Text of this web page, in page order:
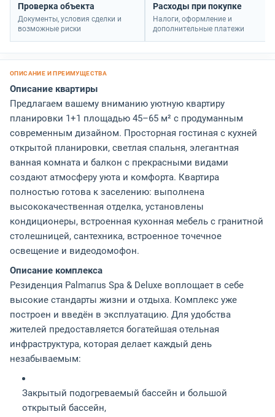
Проверка объекта
Документы, условия сделки и
возможные риски
Расходы при покупке
Налоги, оформление и
дополнительные платежи
Описание квартиры
Предлагаем вашему вниманию уютную квартиру
планировки 1+1 площадью 45–65 м² с продуманным
современным дизайном. Просторная гостиная с кухней
открытой планировки, светлая спальня, элегантная
ванная комната и балкон с прекрасными видами
создают атмосферу уюта и комфорта. Квартира
полностью готова к заселению: выполнена
высококачественная отделка, установлены
кондиционеры, встроенная кухонная мебель с гранитной
столешницей, сантехника, встроенное точечное
освещение и видеодомофон.
Описание комплекса
Резиденция Palmarıus Spa & Deluxe воплощает в себе
высокие стандарты жизни и отдыха. Комплекс уже
построен и введён в эксплуатацию. Для удобства
жителей предоставляется богатейшая отельная
инфраструктура, которая делает каждый день
незабываемым:
Закрытый подогреваемый бассейн и большой
открытый бассейн,